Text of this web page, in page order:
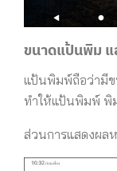
ขนาดแป้นพิม
แป้นพิมพ์ถือว่ามี
ทำให้แป้นพิมพ์ พิ
ส่วนการแสดงผล